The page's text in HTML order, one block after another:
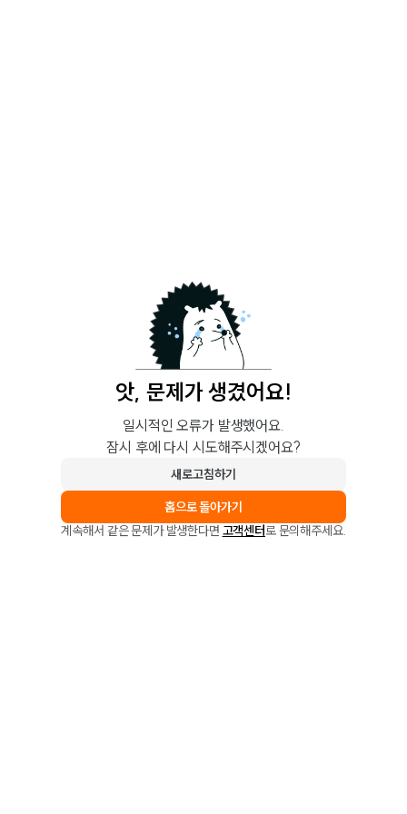
앗, 문제가 생겼어요!
일시적인 오류가 발생했어요.
잠시 후에 다시 시도해주시겠어요?
새로고침하기
홈으로 돌아가기
계속해서 같은 문제가 발생한다면 고객센터로 문의해주세요.